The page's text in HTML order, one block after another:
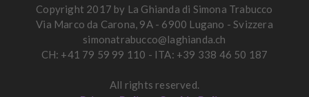
Copyright 2017 by La Ghianda di Simona Trabucco
Via Marco da Carona, 9A - 6900 Lugano - Svizzera
simonatrabucco@laghianda.ch
CH: +41 79 59 99 110 - ITA: +39 338 46 50 187
All rights reserved.